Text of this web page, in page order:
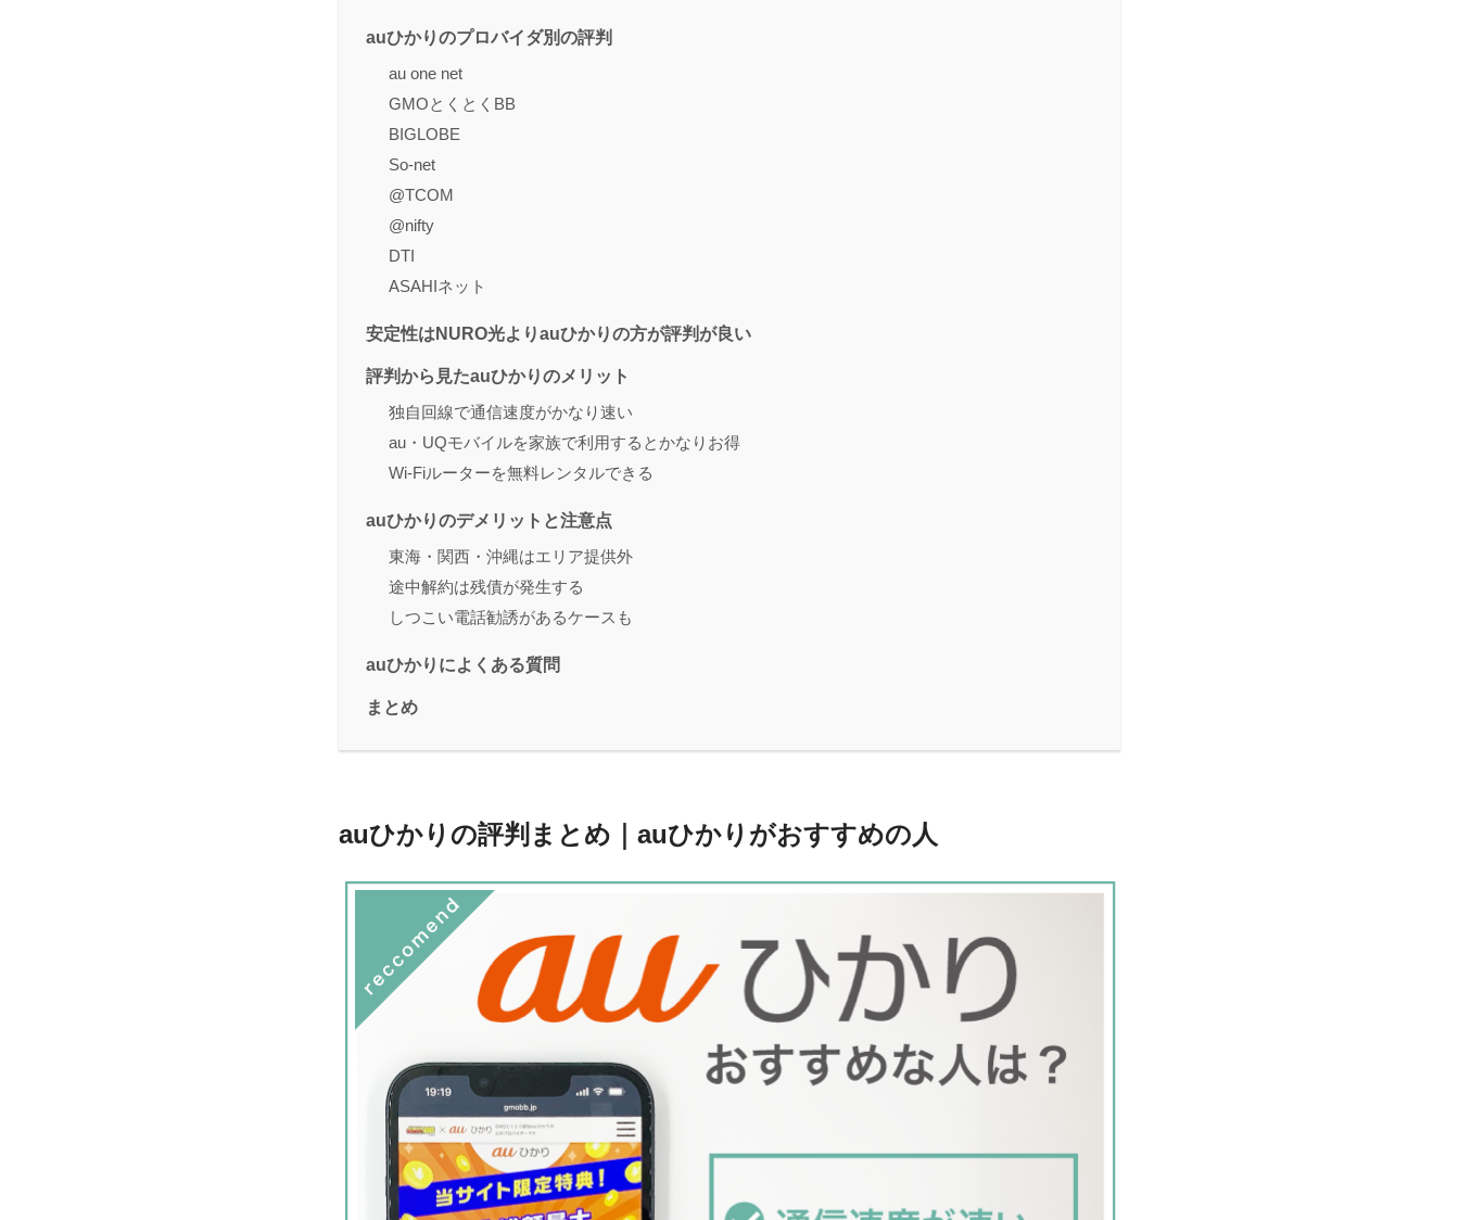
auひかりのプロバイダ別の評判
au one net
GMOとくとくBB
BIGLOBE
So-net
@TCOM
@nifty
DTI
ASAHIネット
安定性はNURO光よりauひかりの方が評判が良い
評判から見たauひかりのメリット
独自回線で通信速度がかなり速い
au・UQモバイルを家族で利用するとかなりお得
Wi-Fiルーターを無料レンタルできる
auひかりのデメリットと注意点
東海・関西・沖縄はエリア提供外
途中解約は残債が発生する
しつこい電話勧誘があるケースも
auひかりによくある質問
まとめ
auひかりの評判まとめ｜auひかりがおすすめの人